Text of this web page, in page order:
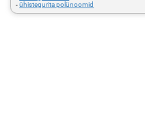
-ühistegurita polünoomid